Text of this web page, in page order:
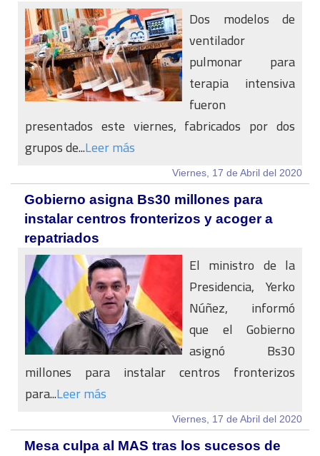
Dos modelos de
ventilador
pulmonar para
terapia intensiva
fueron
presentados este viernes, fabricados por dos
grupos de...Leer más
Viernes, 17 de Abril del 2020
Gobierno asigna Bs30 millones para
instalar centros fronterizos y acoger a
repatriados
El ministro de la
Presidencia, Yerko
Núñez, informó
que el Gobierno
asignó Bs30
millones para instalar centros fronterizos
para...Leer más
Viernes, 17 de Abril del 2020
Mesa culpa al MAS tras los sucesos de